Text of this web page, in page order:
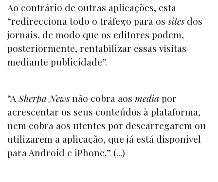
Ao contrário de outras aplicações, esta
“redirecciona todo o tráfego para ossites dos
jornais, de modo que os editores podem,
posteriormente, rentabilizar essas visitas
mediante publicidade”.
“A Sherpa Newsnão cobra aos media por
acrescentar os seus conteúdos à plataforma,
nem cobra aos utentes por descarregarem ou
utilizarem a aplicação, que já está disponível
para Android e iPhone.” (...)